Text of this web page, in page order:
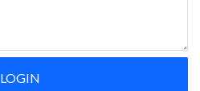
LOGIN